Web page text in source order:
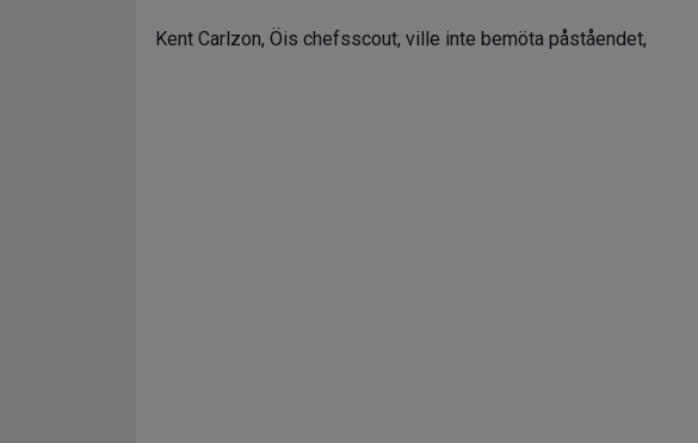
Kent Carlzon, Öis chefsscout, ville inte bemöta påståendet,